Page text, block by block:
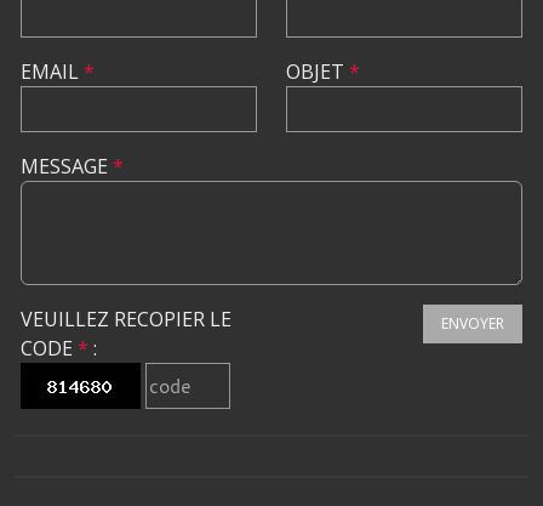
EMAIL* OBJET *
MESSAGE *
VEUILLEZ RECOPIER LE
CODE * :
ENVOYER